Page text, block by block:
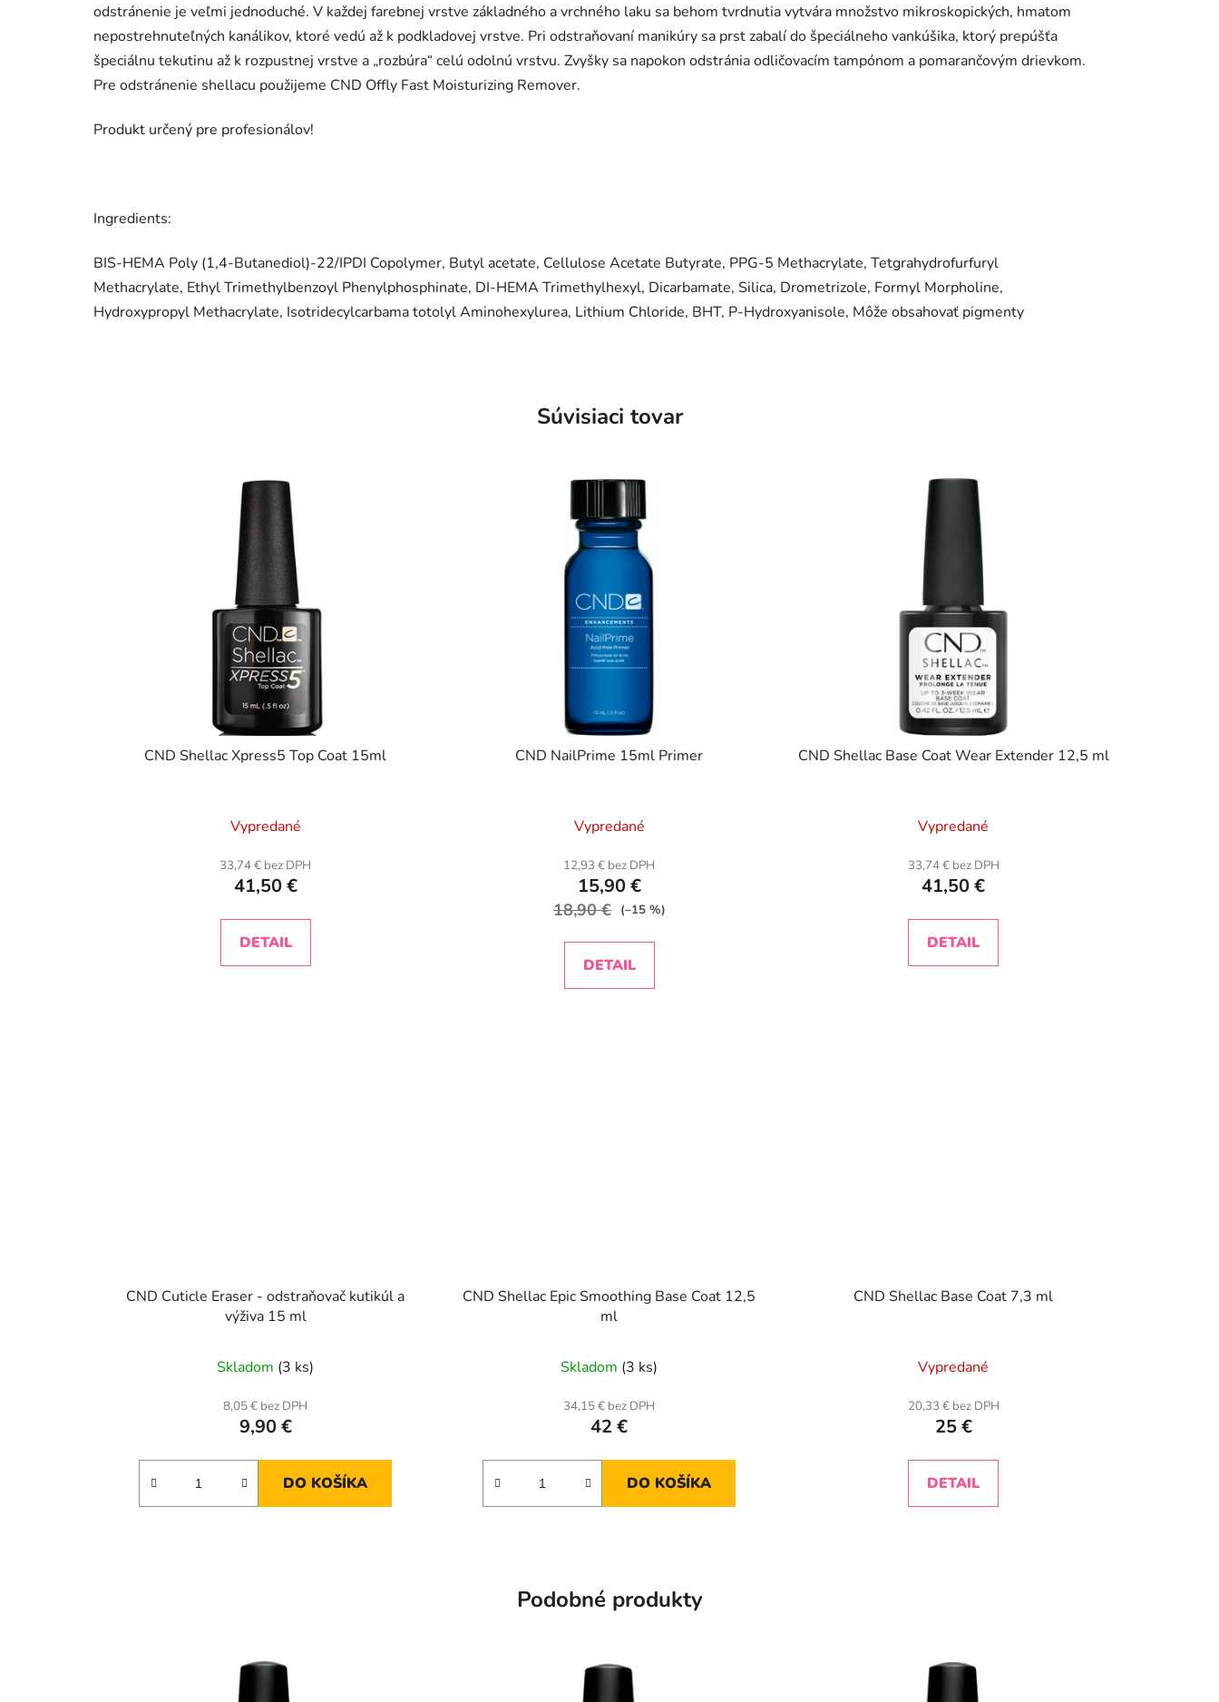
odstránenie je veľmi jednoduché. V každej farebnej vrstve základného a vrchného laku sa behom tvrdnutia vytvára množstvo mikroskopických, hmatom
nepostrehnuteľných kanálikov, ktoré vedú až k podkladovej vrstve. Pri odstraňovaní manikúry sa prst zabalí do špeciálneho vankúšika, ktorý prepúšťa
špeciálnu tekutinu až k rozpustnej vrstve a „rozbúra“ celú odolnú vrstvu. Zvyšky sa napokon odstránia odličovacím tampónom a pomarančovým drievkom.
Pre odstránenie shellacu použijeme CND Offly Fast Moisturizing Remover.
Produkt určený pre profesionálov!
Ingredients:
BIS-HEMA Poly (1,4-Butanediol)-22/IPDI Copolymer, Butyl acetate, Cellulose Acetate Butyrate, PPG-5 Methacrylate, Tetgrahydrofurfuryl
Methacrylate, Ethyl Trimethylbenzoyl Phenylphosphinate, DI-HEMA Trimethylhexyl, Dicarbamate, Silica, Drometrizole, Formyl Morpholine,
Hydroxypropyl Methacrylate, Isotridecylcarbama totolyl Aminohexylurea, Lithium Chloride, BHT, P-Hydroxyanisole, Môže obsahovať pigmenty
Súvisiaci tovar
CND Shellac Xpress5 Top Coat 15ml
Vypredané
33,74 € bez DPH
41,50 €
DETAIL
CND NailPrime 15ml Primer
Vypredané
12,93 € bez DPH
15,90 €
18,90 € (–15 %)
DETAIL
CND Shellac Base Coat Wear Extender 12,5 ml
Vypredané
33,74 € bez DPH
41,50 €
DETAIL
CND Cuticle Eraser - odstraňovač kutikúl a
výživa 15 ml
Skladom (3 ks)
8,05 € bez DPH
9,90 €
DO KOŠÍKA
CND Shellac Epic Smoothing Base Coat 12,5
ml
Skladom (3 ks)
34,15 € bez DPH
42 €
DO KOŠÍKA
CND Shellac Base Coat 7,3 ml
Vypredané
20,33 € bez DPH
25 €
DETAIL
Podobné produkty